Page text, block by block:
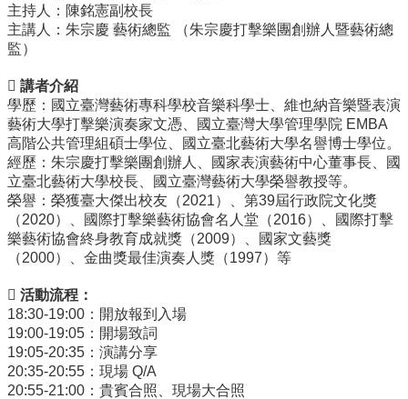
中
心
學
單
位
共
通
課
程
資
訊
通
識
開
課
資
訊
主持人：陳銘憲副校長
主講人：朱宗慶 藝術總監 （朱宗慶打擊樂團創辦人暨藝術總
監）
 講者介紹
學歷：國立臺灣藝術專科學校音樂科學士、維也納音樂暨表演
藝術大學打擊樂演奏家文憑、國立臺灣大學管理學院 EMBA
高階公共管理組碩士學位、國立臺北藝術大學名譽博士學位。
經歷：朱宗慶打擊樂團創辦人、國家表演藝術中心董事長、國
立臺北藝術大學校長、國立臺灣藝術大學榮譽教授等。
榮譽：榮獲臺大傑出校友（2021）、第39屆行政院文化獎
（2020）、國際打擊樂藝術協會名人堂（2016）、國際打擊
樂藝術協會終身教育成就獎（2009）、國家文藝獎
（2000）、金曲獎最佳演奏人獎（1997）等
 活動流程：
18:30-19:00：開放報到入場
19:00-19:05：開場致詞
19:05-20:35：演講分享
20:35-20:55：現場 Q/A
20:55-21:00：貴賓合照、現場大合照